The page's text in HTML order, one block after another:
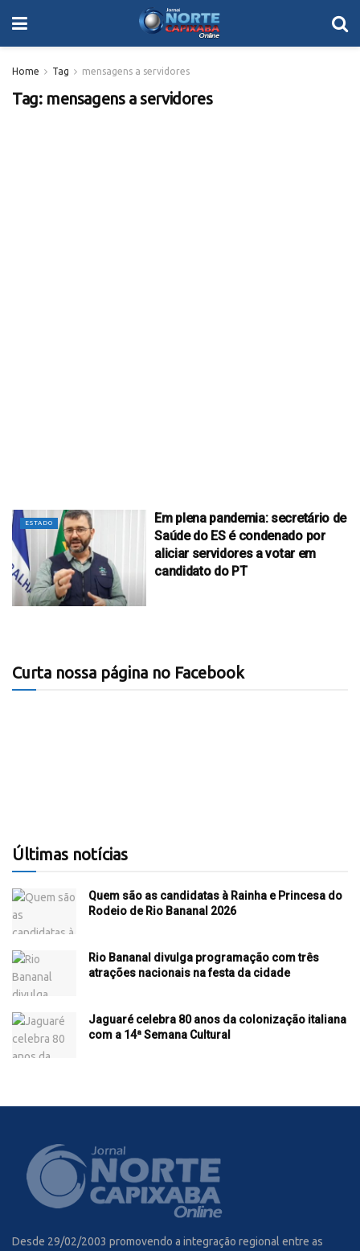
Home Tag mensagens a servidores
Tag: mensagens a servidores
ESTADO
Em plena pandemia: secretário de
Saúde do ES é condenado por
aliciar servidores a votar em
candidato do PT
Curta nossa página no Facebook
Últimas notícias
Quem são as candidatas à Rainha e Princesa do
Rodeio de Rio Bananal 2026
Rio Bananal divulga programação com três
atrações nacionais na festa da cidade
Jaguaré celebra 80 anos da colonização italiana
com a 14ª Semana Cultural
Desde 29/02/2003 promovendo a integração regional entre as